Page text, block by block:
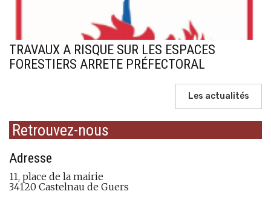
TRAVAUX A RISQUE SUR LES ESPACES
FORESTIERS ARRETE PRÉFECTORAL
Les actualités
Retrouvez-nous
Adresse
11, place de la mairie
34120 Castelnau de Guers